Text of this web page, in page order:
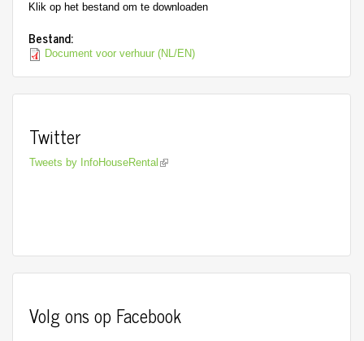
Klik op het bestand om te downloaden
Bestand:
Document voor verhuur (NL/EN)
Twitter
Tweets by InfoHouseRental
Volg ons op Facebook